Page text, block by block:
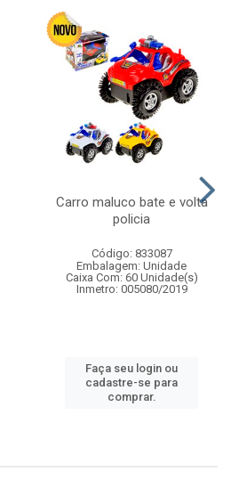
Carro maluco bate e volta
policia
Código: 833087
Embalagem: Unidade
Caixa Com: 60 Unidade(s)
Inmetro: 005080/2019
Faça seu login ou
cadastre-se para
comprar.